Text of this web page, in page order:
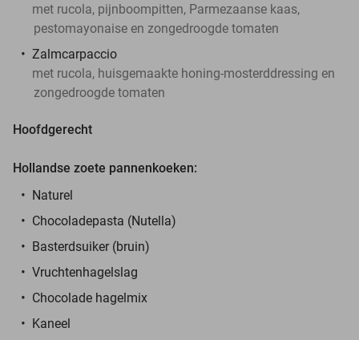
met rucola, pijnboompitten, Parmezaanse kaas,
pestomayonaise en zongedroogde tomaten
Zalmcarpaccio
met rucola, huisgemaakte honing-mosterddressing en
zongedroogde tomaten
Hoofdgerecht
Hollandse zoete pannenkoeken:
Naturel
Chocoladepasta (Nutella)
Basterdsuiker (bruin)
Vruchtenhagelslag
Chocolade hagelmix
Kaneel